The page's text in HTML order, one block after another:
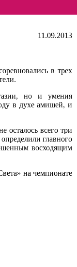
11.09.2013
в трех
но и умения
в духе амишей, и
осталось всего три
главного
восходящим
на чемпионате